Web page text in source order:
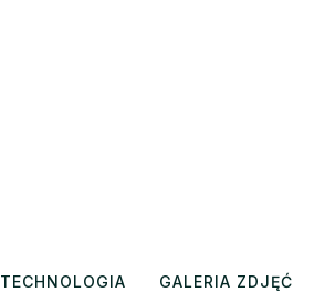
TECHNOLOGIA GALERIA ZDJĘĆ